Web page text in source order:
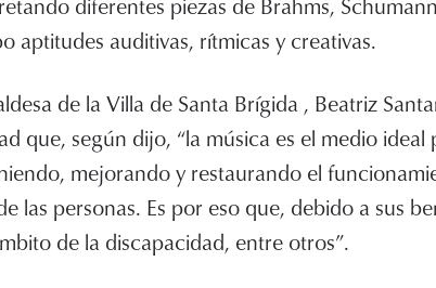
aptitudes auditivas, rítmicas y creativas.
de la Villa de Santa Brígida , Beatriz
que, según dijo, “la música es el medio
mejorando y restaurando el
las personas. Es por eso que, debido a sus
de la discapacidad, entre otros”.